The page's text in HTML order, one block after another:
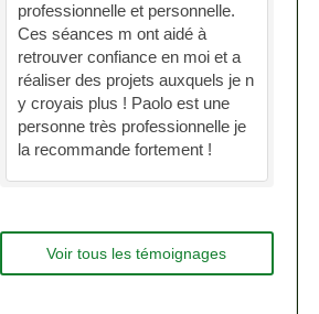
professionnelle et personnelle.
Ces séances m ont aidé à
retrouver confiance en moi et a
réaliser des projets auxquels je n
y croyais plus ! Paolo est une
personne très professionnelle je
la recommande fortement !
Voir tous les témoignages